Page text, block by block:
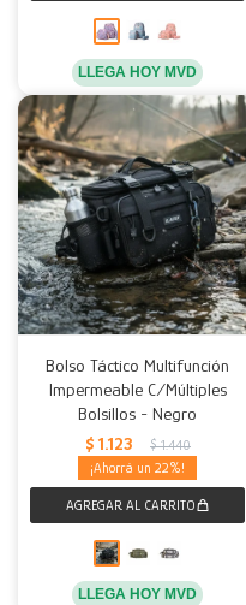
LLEGA HOY MVD
Bolso Táctico Multifunción
Impermeable C/Múltiples
Bolsillos - Negro
$ 1.123 $ 1.440
22
LLEGA HOY MVD